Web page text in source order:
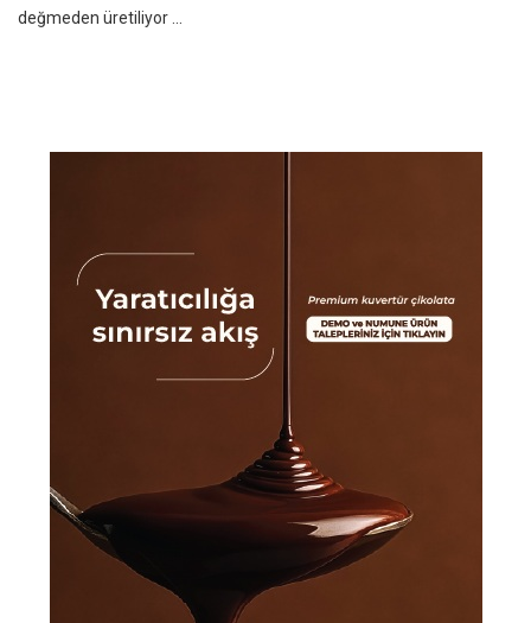
değmeden üretiliyor ...